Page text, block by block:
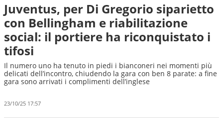
Juventus, per Di Gregorio siparietto
con Bellingham e riabilitazione
social: il portiere ha riconquistato i
tifosi
Il numero uno ha tenuto in piedi i bianconeri nei momenti più
delicati dell’incontro, chiudendo la gara con ben 8 parate: a fine
gara sono arrivati i complimenti dell’inglese
23/10/25 17:57